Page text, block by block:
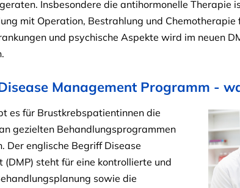
Insbesondere die antihormonelle Therapie
mit Operation, Bestrahlung und
und psychische Aspekte wird im neuen
Management Programm -
es für Brustkrebspatientinnen die
gezielten Behandlungsprogrammen
Der englische Begriff Disease
(DMP) steht für eine kontrollierte und
sowie die